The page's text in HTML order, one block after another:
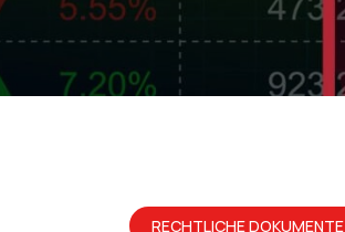
RECHTLICHE DOKUMENTE